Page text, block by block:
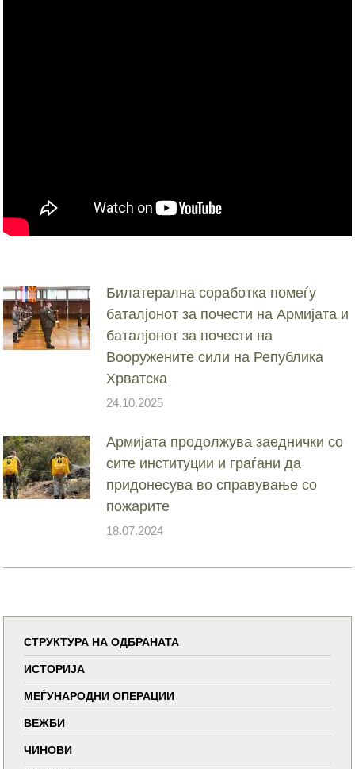
Билатерална соработка помеѓу
баталјонот за почести на Армијата и
баталјонот за почести на
Вооружените сили на Република
Хрватска
24.10.2025
Армијата продолжува заеднички со
сите институции и граѓани да
придонесува во справување со
пожарите
18.07.2024
СТРУКТУРА НА ОДБРАНАТА
ИСТОРИЈА
МЕЃУНАРОДНИ ОПЕРАЦИИ
ВЕЖБИ
ЧИНОВИ